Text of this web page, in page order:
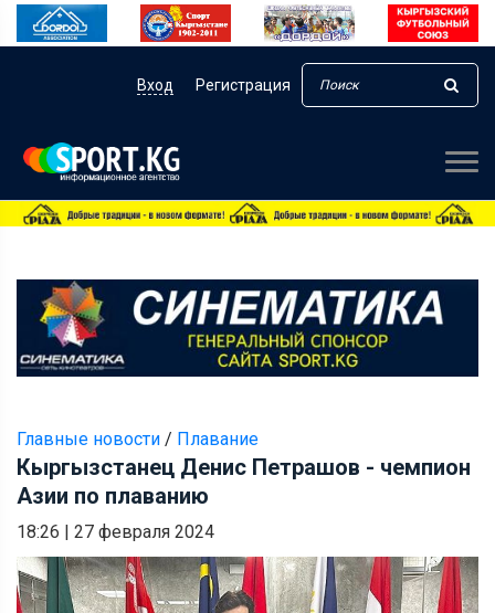
Вход Регистрация
Главные новости / Плавание
Кыргызстанец Денис Петрашов - чемпион
Азии по плаванию
18:26 | 27 февраля 2024